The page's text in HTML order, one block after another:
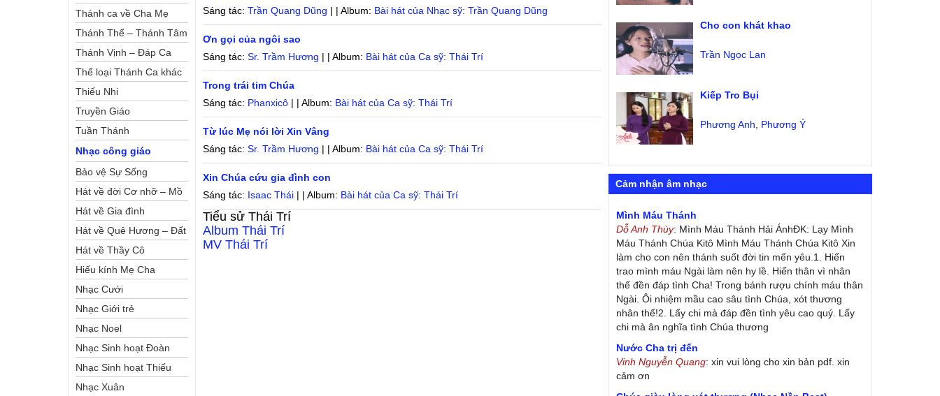
Sáng tác:Trần Quang Dũng | | Album: Bài hát của Nhạc sỹ: Trần Quang Dũng
Ơn gọi của ngôi sao
Sáng tác:Sr. Trầm Hương | | Album: Bài hát của Ca sỹ: Thái Trí
Trong trái tim Chúa
Sáng tác: Phanxicô | | Album: Bài hát của Ca sỹ: Thái Trí
Từ lúc Mẹ nói lời Xin Vâng
Sáng tác:Sr. Trầm Hương | | Album: Bài hát của Ca sỹ: Thái Trí
Xin Chúa cứu gia đình con
Sáng tác: Isaac Thái | | Album: Bài hát của Ca sỹ: Thái Trí
Tiểu sửThái Trí
AlbumThái Trí
MVThái Trí
Thánh ca về Cha Mẹ
Thánh Thể – Thánh Tâm
Thánh Vịnh – Đáp Ca
Thể loại Thánh Ca khác
Thiếu Nhi
Truyền Giáo
Tuần Thánh
Nhạc công giáo
Bảo vệ Sự Sống
Hát về đời Cơ nhỡ – Mồ
côi
Hát về Gia đình
Hát về Quê Hương – Đất
Nước
Hát về Thầy Cô
Hiếu kính Mẹ Cha
Nhạc Cưới
Nhạc Giới trẻ
Nhạc Noel
Nhạc Sinh hoạt Đoàn
Thể Công Giáo
Nhạc Sinh hoạt Thiếu
Nhi
Nhạc Xuân
Cho con khát khao
Trần Ngọc Lan
Kiếp Tro Bụi
Phương Anh Phương Ý
Cảm nhận âm nhạc
Mình Máu Thánh
Dỗ Anh Thùy: Mình Máu Thánh Hải ÁnhĐK: Lạy Mình
Máu Thánh Chúa Kitô Mình Máu Thánh Chúa Kitô Xin
làm cho con nên thánh suốt đời tin mến yêu.1. Hiến
trao mình máu Ngài làm nên hy lề. Hiến thân vì nhân
thế đền đáp tình Cha! Trong bánh rượu chính máu thân
Ngài. Ôi nhiệm mầu cao sâu tình Chúa, xót thương
nhân thế!2. Lấy chi mà đáp đền tình yêu cao quý. Lấy
chi mà ân nghĩa tình Chúa thương
Nước Cha trị đến
Vinh Nguyễn Quang: xin vui lòng cho xin bản pdf. xin
cảm ơn